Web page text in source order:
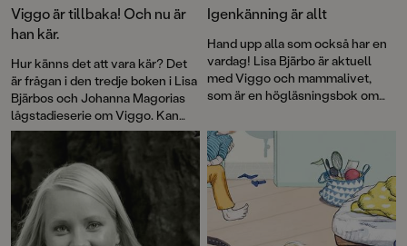
Viggo är tillbaka! Och nu är
han kär.
Hur känns det att vara kär? Det
är frågan i den tredje boken i Lisa
Bjärbos och Johanna Magorias
lågstadieserie om Viggo. Kan
det kännas som att man nästan
vill bita i någon, som Viggo vill
när han tittar på familjens nya
rekordgulliga hundvalp? Eller
som att man vill dansa fånigt i
köket och skicka massa hjärtan i
telefonen, som pappa gör till sin
Igenkänning är allt
Hand upp alla som också har en
vardag! Lisa Bjärbo är aktuell
med Viggo och mammalivet,
som är en högläsningsbok om
berättar hon om läsarresponsen
som fullständigt golvat henne
sedan Viggo gjorde entré i
bokvärlden.